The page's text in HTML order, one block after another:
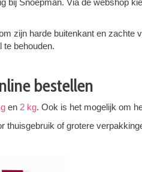
bij Snoepman. Via de webshop
zijn harde buitenkant en
te behouden.
bestellen
en 2 kg. Ook is het mogelijk om
of grotere